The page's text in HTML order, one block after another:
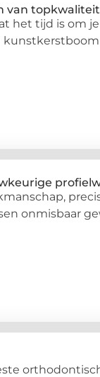
van topkwaliteit
het tijd is om
onmisbaar